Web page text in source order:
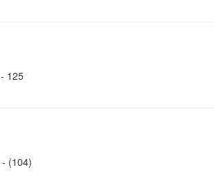
125
(104)